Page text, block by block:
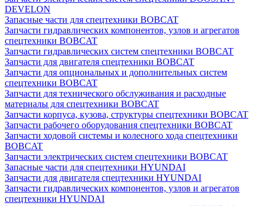
DEVELON
Запасные части для спецтехники BOBCAT
Запчасти гидравлических компонентов, узлов и агрегатов
спецтехники BOBCAT
Запчасти гидравлических систем спецтехники BOBCAT
Запчасти для двигателя спецтехники BOBCAT
Запчасти для опциональных и дополнительных систем
спецтехники BOBCAT
Запчасти для технического обслуживания и расходные
материалы для спецтехники BOBCAT
Запчасти корпуса, кузова, структуры спецтехники BOBCAT
Запчасти рабочего оборудования спецтехники BOBCAT
Запчасти ходовой системы и колесного хода спецтехники
BOBCAT
Запчасти электрических систем спецтехники BOBCAT
Запасные части для спецтехники HYUNDAI
Запчасти для двигателя спецтехники HYUNDAI
Запчасти гидравлических компонентов, узлов и агрегатов
спецтехники HYUNDAI